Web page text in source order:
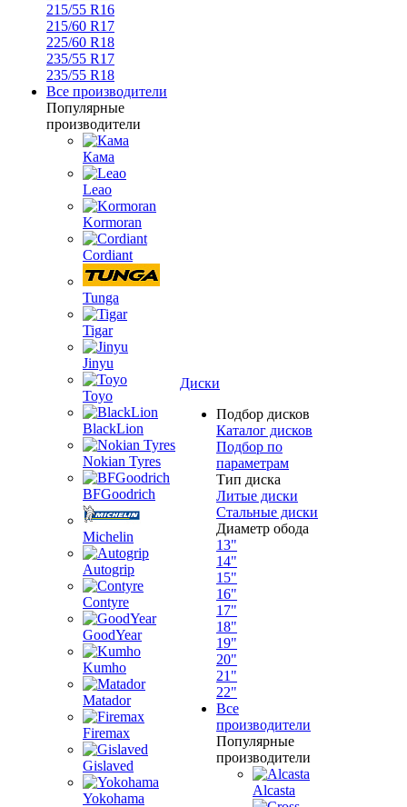
215/55 R16
215/60 R17
225/60 R18
235/55 R17
235/55 R18
Все производители
Популярные
производители
Кама
Leao
Kormoran
Cordiant
Tunga
Tigar
Jinyu
Toyo
BlackLion
Nokian Tyres
BFGoodrich
Michelin
Autogrip
Contyre
GoodYear
Kumho
Matador
Firemax
Gislaved
Yokohama
Диски
Подбор дисков
Каталог дисков
Подбор по
параметрам
Тип диска
Литые диски
Стальные диски
Диаметр обода
13"
14"
15"
16"
17"
18"
19"
20"
21"
22"
Все
производители
Популярные
производители
Alcasta